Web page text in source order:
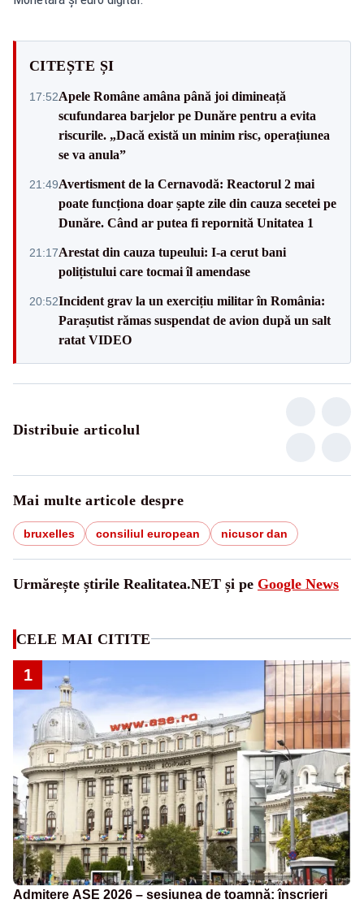
CITEȘTE ȘI
17:52Apele Române amâna până joi dimineață
scufundarea barjelor pe Dunăre pentru a evita
riscurile. „Dacă există un minim risc, operațiunea
se va anula”
21:49Avertisment de la Cernavodă: Reactorul 2 mai
poate funcționa doar șapte zile din cauza secetei pe
Dunăre. Când ar putea fi repornită Unitatea 1
21:17Arestat din cauza tupeului: I-a cerut bani
polițistului care tocmai îl amendase
20:52Incident grav la un exercițiu militar în România:
Parașutist rămas suspendat de avion după un salt
ratat VIDEO
Distribuie articolul
Mai multe articole despre
bruxelles consiliul european nicusor dan
Urmărește știrile Realitatea.NET și pe Google News
CELE MAI CITITE
1
Admitere ASE 2026 – sesiunea de toamnă: înscrieri